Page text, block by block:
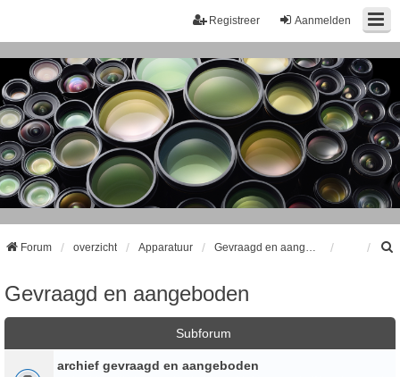
Aanmelden
Registreer
Forum overzicht Apparatuur
Gevraagd en aangeboden
Subforum
archief gevraagd en aangeboden